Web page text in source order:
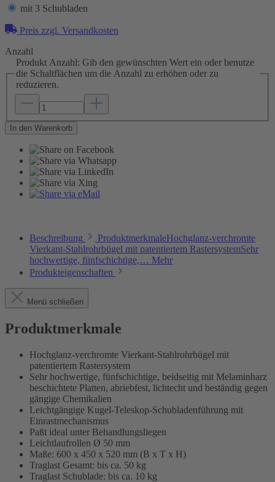
mit 3 Schubladen
Preis zzgl. Versandkosten
Anzahl
Produkt Anzahl: Gib den gewünschten Wert ein oder benutze
die Schaltflächen um die Anzahl zu erhöhen oder zu
reduzieren.
In den Warenkorb
Beschreibung
ProduktmerkmaleHochglanz-verchromte
Vierkant-Stahlrohrbügel mit patentiertem RastersystemSehr
hochwertige, fünfschichtige,… Mehr
Produkteigenschaften
Menü schließen
Produktmerkmale
Hochglanz-verchromte Vierkant-Stahlrohrbügel mit
patentiertem Rastersystem
Sehr hochwertige, fünfschichtige, beidseitig mit Melaminharz
beschichtete Platten, abriebfest, lichtecht und beständig gegen
gängige Chemikalien
Leichtgängige Kugel-Teleskop-Schubladenführung mit
Einrastmechanismus
Paßt ideal unter Behandlungsliegen
Leichtlaufrollen Ø 50 mm
Maße: 600 x 450 x 520 mm (B x T x H)
Traglast Gesamt: bis ca. 50 kg
Traglast Schublade: bis ca. 10 kg